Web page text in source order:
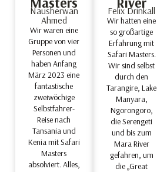
Nausherwan
Ahmed
Wir waren eine
Gruppe von vier
Personen und
haben Anfang
März 2023 eine
fantastische
zweiwöchige
Selbstfahrer-
Reise nach
Tansania und
Kenia mit Safari
Masters
absolviert. Alles,
Felix Drinkall
Wir hatten eine
so großartige
Erfahrung mit
Safari Masters.
Wir sind selbst
durch den
Tarangire, Lake
Manyara,
Ngorongoro,
die Serengeti
und bis zum
Mara River
gefahren, um
die „Great